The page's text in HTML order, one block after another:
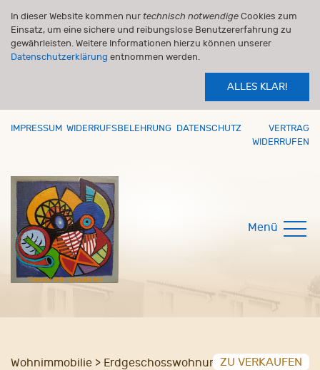
In dieser Website kommen nur technisch notwendige Cookies zum
Einsatz, um eine sichere und reibungslose Benutzererfahrung zu
gewährleisten. Weitere Informationen hierzu können unserer
Datenschutzerklärung entnommen werden.
ALLES KLAR!
IMPRESSUM WIDERRUFSBELEHRUNG DATENSCHUTZ
VERTRAG
WIDERRUFEN
Menü
Wohnimmobilie > ErdgeschosswohnungZU VERKAUFEN